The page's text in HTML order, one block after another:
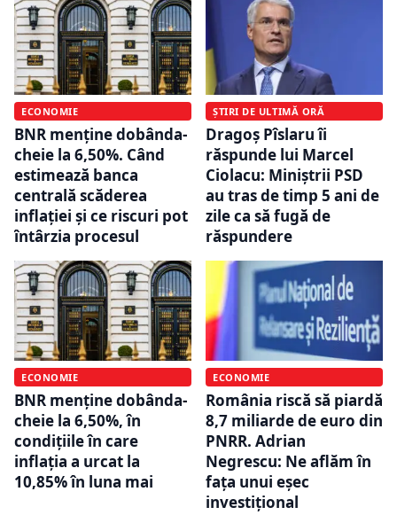
ECONOMIE
BNR menține dobânda-
cheie la 6,50%. Când
estimează banca
centrală scăderea
inflației și ce riscuri pot
întârzia procesul
ȘTIRI DE ULTIMĂ ORĂ
Dragoș Pîslaru îi
răspunde lui Marcel
Ciolacu: Miniștrii PSD
au tras de timp 5 ani de
zile ca să fugă de
răspundere
ECONOMIE
BNR menține dobânda-
cheie la 6,50%, în
condițiile în care
inflația a urcat la
10,85% în luna mai
ECONOMIE
România riscă să piardă
8,7 miliarde de euro din
PNRR. Adrian
Negrescu: Ne aflăm în
fața unui eșec
investițional